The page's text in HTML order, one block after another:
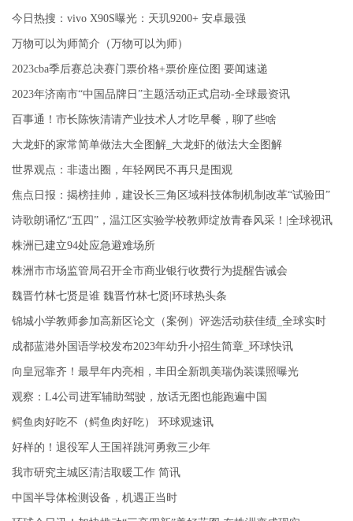
今日热搜：vivo X90S曝光：天玑9200+ 安卓最强
万物可以为师简介（万物可以为师）
2023cba季后赛总决赛门票价格+票价座位图 要闻速递
2023年济南市“中国品牌日”主题活动正式启动-全球最资讯
百事通！市长陈恢清请产业技术人才吃早餐，聊了些啥
大龙虾的家常简单做法大全图解_大龙虾的做法大全图解
世界观点：非遗出圈，年轻网民不再只是围观
焦点日报：揭榜挂帅，建设长三角区域科技体制机制改革“试验田”
诗歌朗诵忆“五四”，温江区实验学校教师绽放青春风采！|全球视讯
株洲已建立94处应急避难场所
株洲市市场监管局召开全市商业银行收费行为提醒告诫会
魏晋竹林七贤是谁 魏晋竹林七贤|环球热头条
锦城小学教师参加高新区论文（案例）评选活动获佳绩_全球实时
成都蓝港外国语学校发布2023年幼升小招生简章_环球快讯
向皇冠靠齐！最早年内亮相，丰田全新凯美瑞伪装谍照曝光
观察：L4公司进军辅助驾驶，放话无图也能跑遍中国
鳄鱼肉好吃不（鳄鱼肉好吃） 环球观速讯
好样的！退役军人王国祥跳河勇救三少年
我市研究主城区清洁取暖工作 简讯
中国半导体检测设备，机遇正当时